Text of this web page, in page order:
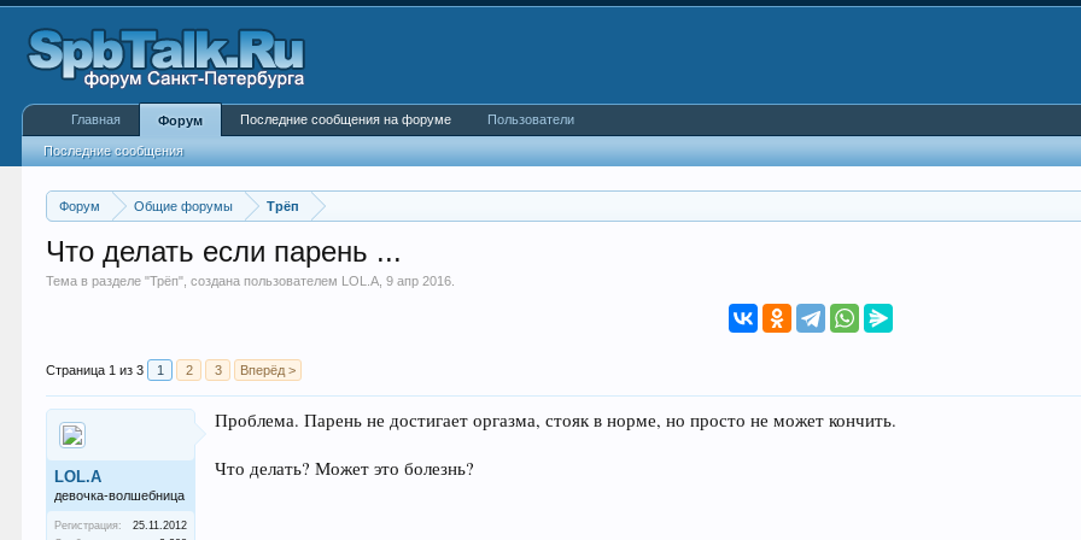
Форум Общие форумы Трёп
Что делать если парень ...
Тема в разделе "Трёп", создана пользователем LOL.A ,9 апр 2016
Страница 1 из 3 1 2 3 Вперёд >
LOL.A
девочка-волшебница
Регистрация:
25.11.2012
Проблема. Парень не достигает оргазма, стояк в норме, но просто не может кончить.
Что делать? Может это болезнь?
Главная Форум
Последние сообщения
Последние сообщения на форуме Пользователи